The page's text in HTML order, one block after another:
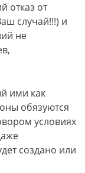
отказ от
случай!!!) и
не
ими как
обязуются
условиях
создано или